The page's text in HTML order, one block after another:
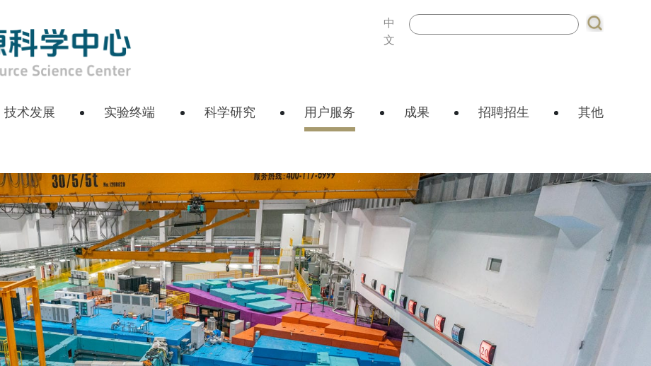
中
文
技术发展 实验终端 科学研究 用户服务 成果 招聘招生 其他